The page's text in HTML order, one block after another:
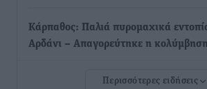
Κάρπαθος: Παλιά πυρομαχικά
Αρδάνι – Απαγορεύτηκε η
Περισσότερες ειδήσεις